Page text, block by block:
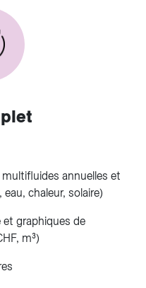
annuelles et
chaleur, solaire)
et graphiques de
m³)